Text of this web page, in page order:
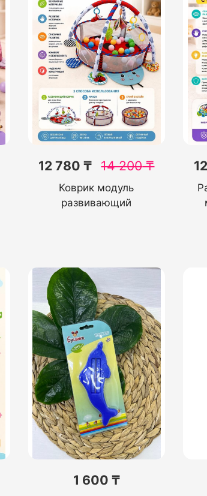
12 780 ₸ 14 200₸
Коврик модуль
развивающий
1 600 ₸